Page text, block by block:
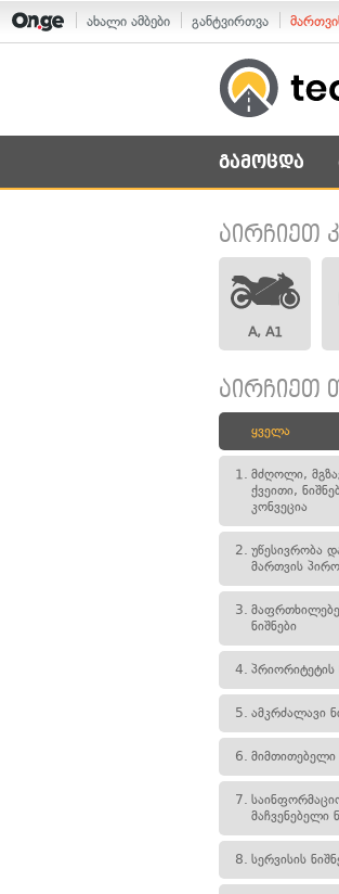
ახალი ამბები განტვირთვა
გამოცდა
აირჩიეთ
A, A1
აირჩიეთ
ყველა
1. მძღოლი,
ქვეითი,
კონვეცია
2. უწესივრობა
მართვის
3.
ნიშნები
4. პრიორიტეტის
5. ამკრძალავი
6. მიმთითებელი
7.
მაჩვენებელი
8. სერვისის